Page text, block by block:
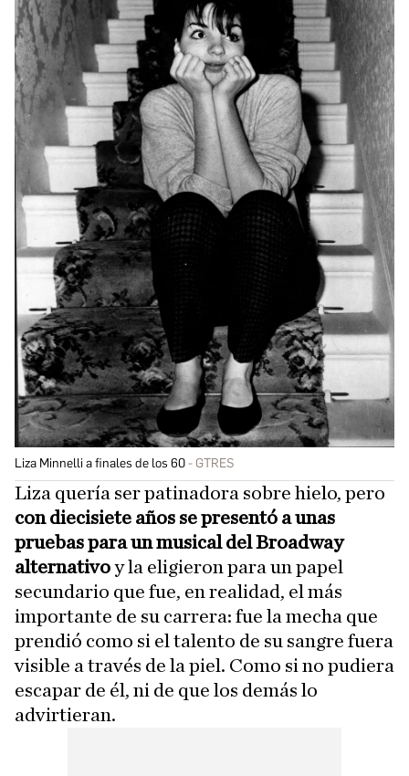
Liza Minnelli a finales de los 60 GTRES
Liza quería ser patinadora sobre hielo, pero
con diecisiete años se presentó a unas
pruebas para un musical del Broadway
alternativoy la eligieron para un papel
secundario que fue, en realidad, el más
importante de su carrera: fue la mecha que
prendió como si el talento de su sangre fuera
visible a través de la piel. Como si no pudiera
escapar de él, ni de que los demás lo
advirtieran.